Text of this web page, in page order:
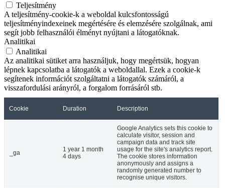
Teljesítmény
A teljesítmény-cookie-k a weboldal kulcsfontosságú
teljesítményindexeinek megértésére és elemzésére szolgálnak, ami
segít jobb felhasználói élményt nyújtani a látogatóknak.
Analitikai
Analitikai
Az analitikai sütiket arra használjuk, hogy megértsük, hogyan
lépnek kapcsolatba a látogatók a weboldallal. Ezek a cookie-k
segítenek információt szolgáltatni a látogatók számáról, a
visszafordulási arányról, a forgalom forrásáról stb.
Cookie Duration Description
_ga
1 year 1 month
4 days
Google Analytics sets this cookie to
calculate visitor, session and
campaign data and track site
usage for the site's analytics report.
The cookie stores information
anonymously and assigns a
randomly generated number to
recognise unique visitors.